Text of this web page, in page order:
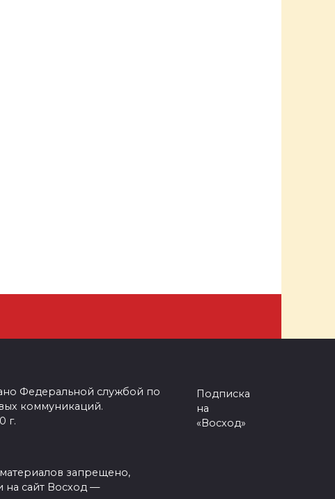
Федеральной службой по
коммуникаций.
г.
запрещено,
на сайт Восход —
Подписка
на
«Восход»